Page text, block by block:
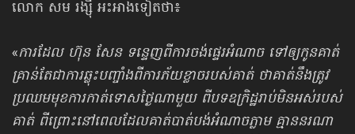
លោក សម រង្ស៊ី អះអាងទៀតថា៖
«ការដែល ហ៊ុន សែន ទន្ទេញពីការចង់ផ្ទេរអំណាច ទៅឲ្យកូនគាត់
គ្រាន់តែជា​ការឆ្លុះ​បញ្ចាំង​ពីការភ័យខ្លាចរបស់គាត់ ថាគាត់នឹងត្រូវ
ប្រឈម​មុខការកាត់ទោសថ្ងៃណាមួយ ពីបទឧក្រិដ្ឋរាប់មិនអស់​របស់
គាត់ ពីព្រោះនៅពេល​ដែលគាត់​បាត់បង់​អំណាចភ្លាម គ្មាន​នរណា